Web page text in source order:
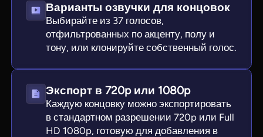
Варианты озвучки для концовок
Выбирайте из 37 голосов,
отфильтрованных по акценту, полу и
тону, или клонируйте собственный голос.
Экспорт в 720p или 1080p
Каждую концовку можно экспортировать
в стандартном разрешении 720p или Full
HD 1080p, готовую для добавления в